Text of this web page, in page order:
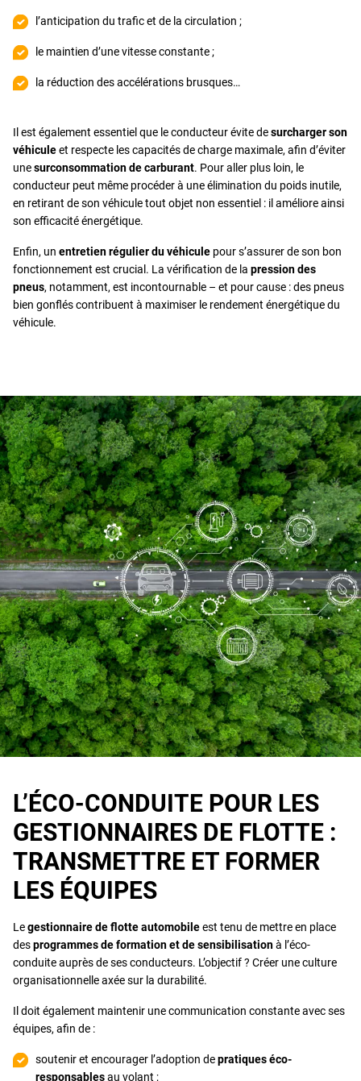
l’anticipation du trafic et de la circulation ;
le maintien d’une vitesse constante ;
la réduction des accélérations brusques…
Il est également essentiel que le conducteur évite desurcharger son
véhiculeet respecte les capacités de charge maximale, afin d’éviter
unesurconsommation de carburant. Pour aller plus loin, le
conducteur peut même procéder à une élimination du poids inutile,
en retirant de son véhicule tout objet non essentiel : il améliore ainsi
son efficacité énergétique.
Enfin, un entretien régulier du véhicule pour s’assurer de son bon
fonctionnement est crucial. La vérification de la pression des
pneus, notamment, est incontournable – et pour cause : des pneus
bien gonflés contribuent à maximiser le rendement énergétique du
véhicule.
L’ÉCO-CONDUITE POUR LES
GESTIONNAIRES DE FLOTTE :
TRANSMETTRE ET FORMER
LES ÉQUIPES
Legestionnaire de flotte automobileest tenu de mettre en place
desprogrammes de formation et de sensibilisationà l’éco-
conduite auprès de ses conducteurs. L’objectif ? Créer une culture
organisationnelle axée sur la durabilité.
Il doit également maintenir une communication constante avec ses
équipes, afin de :
soutenir et encourager l’adoption depratiques éco-
responsablesau volant ;